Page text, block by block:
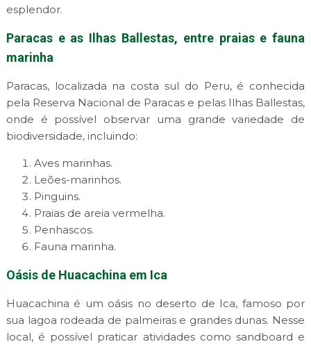
esplendor.
Paracas e as Ilhas Ballestas, entre praias e fauna
marinha
Paracas, localizada na costa sul do Peru, é conhecida
pela Reserva Nacional de Paracas e pelas Ilhas Ballestas,
onde é possível observar uma grande variedade de
biodiversidade, incluindo:
Aves marinhas.
Leões-marinhos.
Pinguins.
Praias de areia vermelha.
Penhascos.
Fauna marinha.
Oásis de Huacachina em Ica
Huacachina é um oásis no deserto de Ica, famoso por
sua lagoa rodeada de palmeiras e grandes dunas. Nesse
local, é possível praticar atividades como sandboard e